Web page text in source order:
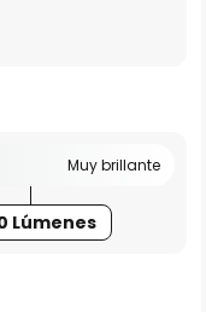
Muy brillante
Lúmenes